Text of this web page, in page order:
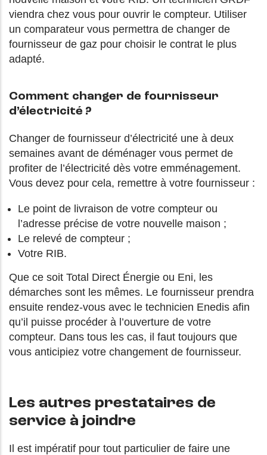
viendra chez vous pour ouvrir le compteur. Utiliser
un comparateur vous permettra de changer de
fournisseur de gaz pour choisir le contrat le plus
adapté.
Comment changer de fournisseur
d’électricité ?
Changer de fournisseur d’électricité une à deux
semaines avant de déménager vous permet de
profiter de l’électricité dès votre emménagement.
Vous devez pour cela, remettre à votre fournisseur :
Le point de livraison de votre compteur ou
l’adresse précise de votre nouvelle maison ;
Le relevé de compteur ;
Votre RIB.
Que ce soit Total Direct Énergie ou Eni, les
démarches sont les mêmes. Le fournisseur prendra
ensuite rendez-vous avec le technicien Enedis afin
qu’il puisse procéder à l’ouverture de votre
compteur. Dans tous les cas, il faut toujours que
vous anticipiez votre changement de fournisseur.
Les autres prestataires de
service à joindre
Il est impératif pour tout particulier de faire une